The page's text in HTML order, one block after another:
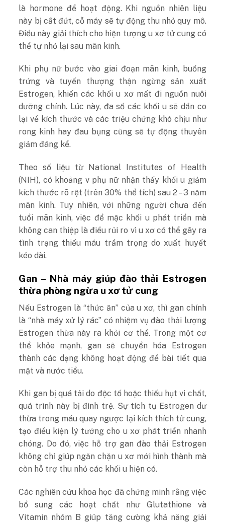
là hormone để hoạt động. Khi nguồn nhiên liệu
này bị cắt đứt, cỗ máy sẽ tự động thu nhỏ quy mô.
Điều này giải thích cho hiện tượng u xơ tử cung có
thể tự nhỏ lại sau mãn kinh.
Khi phụ nữ bước vào giai đoạn mãn kinh, buồng
trứng và tuyến thượng thận ngừng sản xuất
Estrogen, khiến các khối u xơ mất đi nguồn nuôi
dưỡng chính. Lúc này, đa số các khối u sẽ dần co
lại về kích thước và các triệu chứng khó chịu như
rong kinh hay đau bụng cũng sẽ tự động thuyên
giảm đáng kể.
Theo số liệu từ National Institutes of Health
(NIH), có khoảng v phụ nữ nhận thấy khối u giảm
kích thước rõ rệt (trên 30% thể tích) sau 2 – 3 năm
mãn kinh. Tuy nhiên, với những người chưa đến
tuổi mãn kinh, việc để mặc khối u phát triển mà
không can thiệp là điều rủi ro vì u xơ có thể gây ra
tình trạng thiếu máu trầm trọng do xuất huyết
kéo dài.
Gan – Nhà máy giúp đào thải Estrogen
thừa phòng ngừa u xơ tử cung
Nếu Estrogen là “thức ăn” của u xơ, thì gan chính
là “nhà máy xử lý rác” có nhiệm vụ đào thải lượng
Estrogen thừa này ra khỏi cơ thể. Trong một cơ
thể khỏe mạnh, gan sẽ chuyển hóa Estrogen
thành các dạng không hoạt động để bài tiết qua
mật và nước tiểu.
Khi gan bị quá tải do độc tố hoặc thiếu hụt vi chất,
quá trình này bị đình trệ. Sự tích tụ Estrogen dư
thừa trong máu quay ngược lại kích thích tử cung,
tạo điều kiện lý tưởng cho u xơ phát triển nhanh
chóng. Do đó, việc hỗ trợ gan đào thải Estrogen
không chỉ giúp ngăn chặn u xơ mới hình thành mà
còn hỗ trợ thu nhỏ các khối u hiện có.
Các nghiên cứu khoa học đã chứng minh rằng việc
bổ sung các hoạt chất như Glutathione và
Vitamin nhóm B giúp tăng cường khả năng giải